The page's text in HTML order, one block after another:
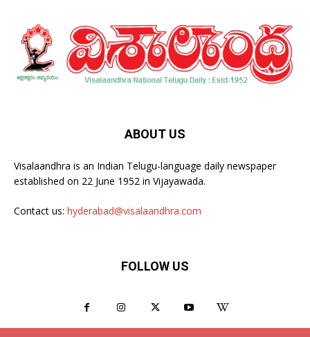
ABOUT US
Visalaandhra is an Indian Telugu-language daily newspaper
established on 22 June 1952 in Vijayawada.
Contact us: hyderabad@visalaandhra.com
FOLLOW US